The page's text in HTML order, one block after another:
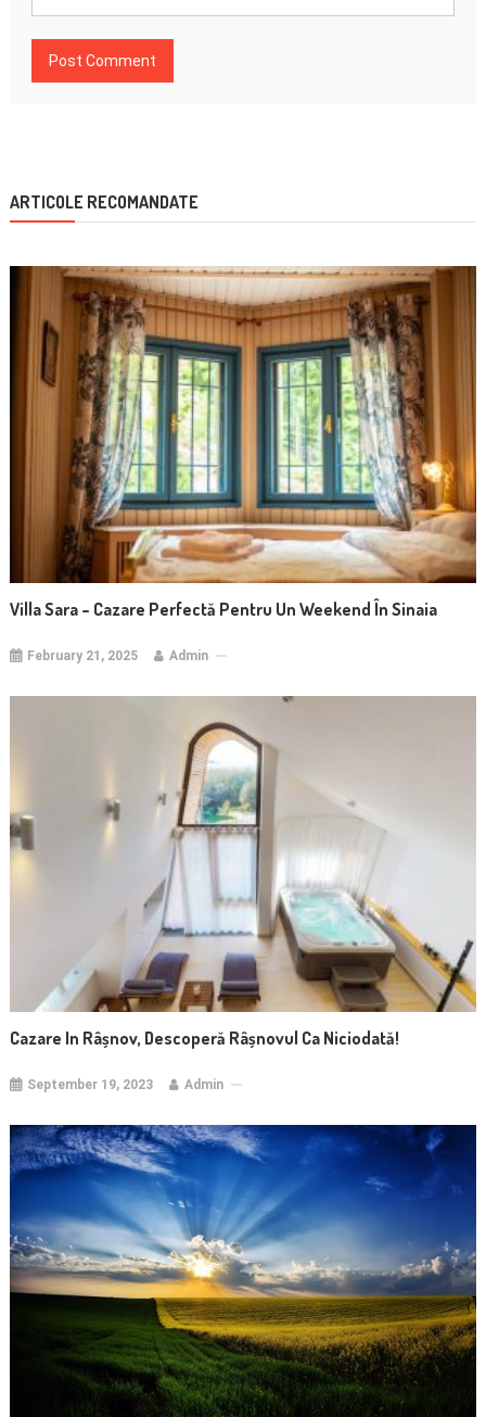
ARTICOLE RECOMANDATE
Villa Sara – Cazare Perfectă Pentru Un Weekend În Sinaia
February 21, 2025 Admin
Cazare In Râșnov, Descoperă Râșnovul Ca Niciodată!
September 19, 2023 Admin